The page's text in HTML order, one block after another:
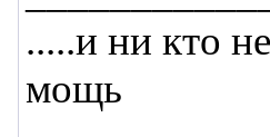
.....и ни кто
мощь